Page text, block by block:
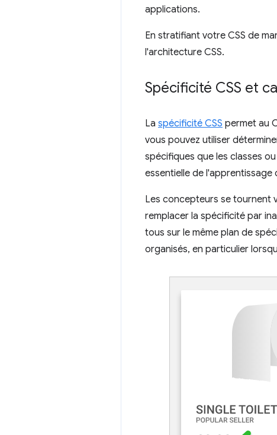
applications.
En stratifiant votre CSS de
l'architecture CSS.
Spécificité CSS et
La spécificité CSS permet au
vous pouvez utiliser
spécifiques que les classes
essentielle de l'apprentissage
Les concepteurs se tournent
remplacer la spécificité par
tous sur le même plan de
organisés, en particulier